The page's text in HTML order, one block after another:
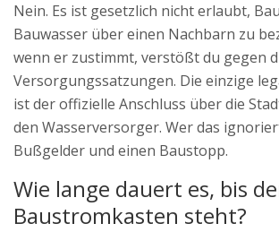
Nein. Es ist gesetzlich nicht erlaubt,
Bauwasser über einen Nachbarn zu
wenn er zustimmt, verstößt du gegen
Versorgungssatzungen. Die einzige
ist der offizielle Anschluss über die
den Wasserversorger. Wer das
Bußgelder und einen Baustopp.
Wie lange dauert es, bis
Baustromkasten steht?